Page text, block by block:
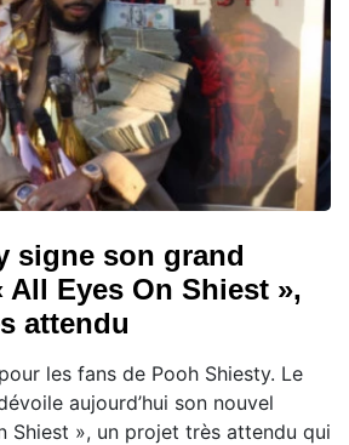
signe son grand
All Eyes On Shiest »,
attendu
les fans de Pooh Shiesty. Le
aujourd’hui son nouvel
Shiest », un projet très attendu qui